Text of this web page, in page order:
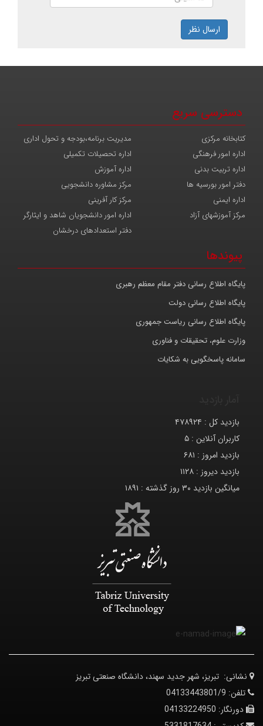
ارسال نظر
دسترسی سریع
مدیریت برنامه،بودجه و تحول اداری
کتابخانه مرکزی
اداره تحصیلات تکمیلی
اداره امور فرهنگی
اداره آموزش
اداره تربیت بدنی
مرکز مشاوره دانشجویی
دفتر امور بورسیه ها
مرکز کار آفرینی
اداره ایمنی
اداره امور دانشجویان شاهد و ایثارگر
مرکز آموزشهای آزاد
دفتر استعدادهای درخشان
پیوندها
پایگاه اطلاع رسانی دفتر مقام معظم رهبری
پایگاه اطلاع رسانی دولت
پایگاه اطلاع رسانی ریاست جمهوری
وزارت علوم، تحقیقات و فناوری
سامانه پاسخگویی به شکایات
بازدید کل : ۴۷۸۹۲۴
کاربران آنلاین : ۵
بازدید امروز : ۶۸۱
بازدید دیروز : ۱۱۲۸
میانگین بازدید ۳۰ روز گذشته :
۱۸۹۱
نشانی: تبریز، شهر جدید سهند، دانشگاه صنعتی تبریز
تلفن: 04133443801/9
دورنگار: 04133224950